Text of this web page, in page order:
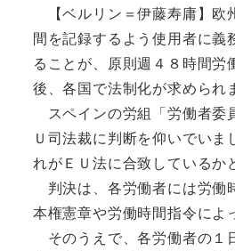
【ベルリン＝伊藤寿庸】欧
間を記録するよう使用者に
ることが、原則週４８時間
後、各国で法制化が求められ
スペインの労組「労働者委
Ｕ司法裁に判断を仰いでい
れがＥＵ法に合致しているか
判決は、各労働者には労働
本権憲章や労働時間指令によ
そのうえで、各労働者の１